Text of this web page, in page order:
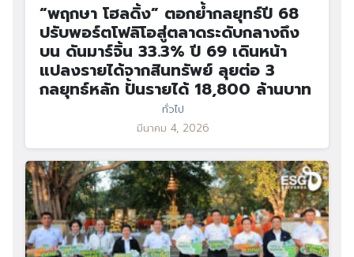
“พฤกษา โฮลดิ้ง” ตอกย้ำกลยุทธ์ปี 68
ปรับพอร์ตโฟลิโอสู่ตลาดระดับกลางถึง
บน ดันมาร์จิ้น 33.3% ปี 69 เดินหน้า
แปลงรายได้จากสินทรัพย์ ลุยต่อ 3
กลยุทธ์หลัก ปั้นรายได้ 18,800 ล้านบาท
ทั่วไป
มีนาคม 4, 2026